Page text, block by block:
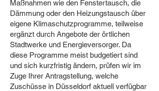
Maßnahmen wie den Fenstertausch, die
Dämmung oder den Heizungstausch über
eigene Klimaschutzprogramme, teilweise
ergänzt durch Angebote der örtlichen
Stadtwerke und Energieversorger. Da
diese Programme meist budgetiert sind
und sich kurzfristig ändern, prüfen wir im
Zuge Ihrer Antragstellung, welche
Zuschüsse in Düsseldorf aktuell verfügbar